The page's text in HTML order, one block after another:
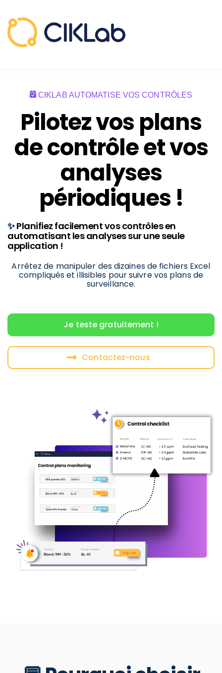
CONTACT
ESSAI GRATUIT
CIKLAB AUTOMATISE VOS CONTRÔLES
Pilotez vos plans
de contrôleet vos
analyses
périodiques !
✨Planifiez facilement vos contrôles en
automatisant les analyses sur une seule
application !
Arrêtez de manipuler des dizaines de fichiers Excel
compliqués et illisibles pour suivre vos plans de
surveillance.
Je teste gratuitement !
Contactez-nous